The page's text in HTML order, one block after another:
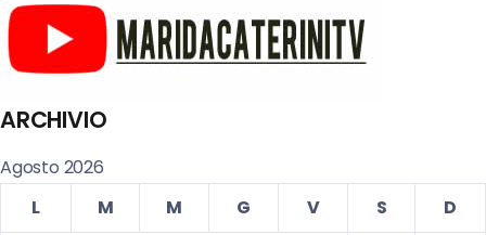
ARCHIVIO
Agosto 2026
L
M M G V S
D